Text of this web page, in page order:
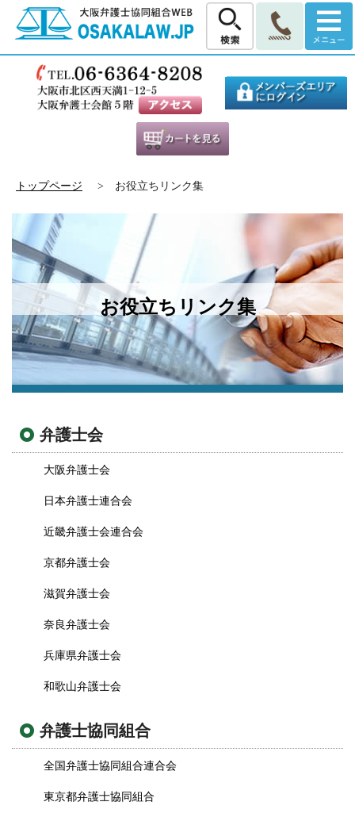
トップページ > お役立ちリンク集
お役立ちリンク集
弁護士会
大阪弁護士会
日本弁護士連合会
近畿弁護士会連合会
京都弁護士会
滋賀弁護士会
奈良弁護士会
兵庫県弁護士会
和歌山弁護士会
弁護士協同組合
全国弁護士協同組合連合会
東京都弁護士協同組合